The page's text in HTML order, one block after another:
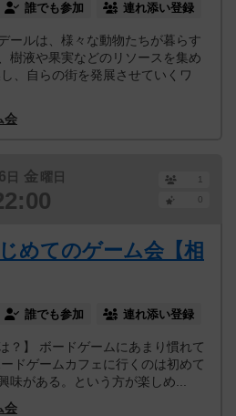
誰でも参加 連れ添い登録
ールは、様々な動物たちが暮らす
樹液や果実などのリソースを集め
、自らの街を発展させていくワ
会
日 金曜日
1
0
めてのゲーム会【相
誰でも参加 連れ添い登録
？】 ボードゲームにあまり慣れて
ドゲームカフェに行くのは初めて
味がある。という方が楽しめ...
会